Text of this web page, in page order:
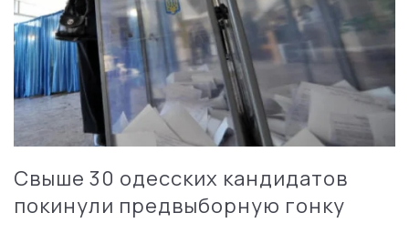
Свыше 30 одесских кандидатов
покинули предвыборную гонку